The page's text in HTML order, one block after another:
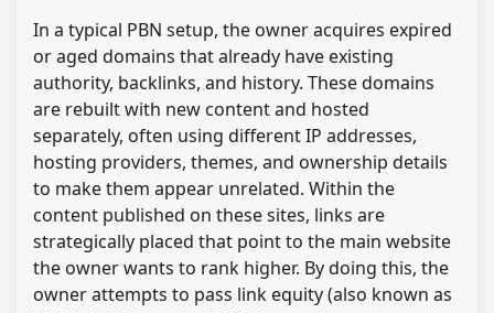
In a typical PBN setup, the owner acquires expired
or aged domains that already have existing
authority, backlinks, and history. These domains
are rebuilt with new content and hosted
separately, often using different IP addresses,
hosting providers, themes, and ownership details
to make them appear unrelated. Within the
content published on these sites, links are
strategically placed that point to the main website
the owner wants to rank higher. By doing this, the
owner attempts to pass link equity (also known as